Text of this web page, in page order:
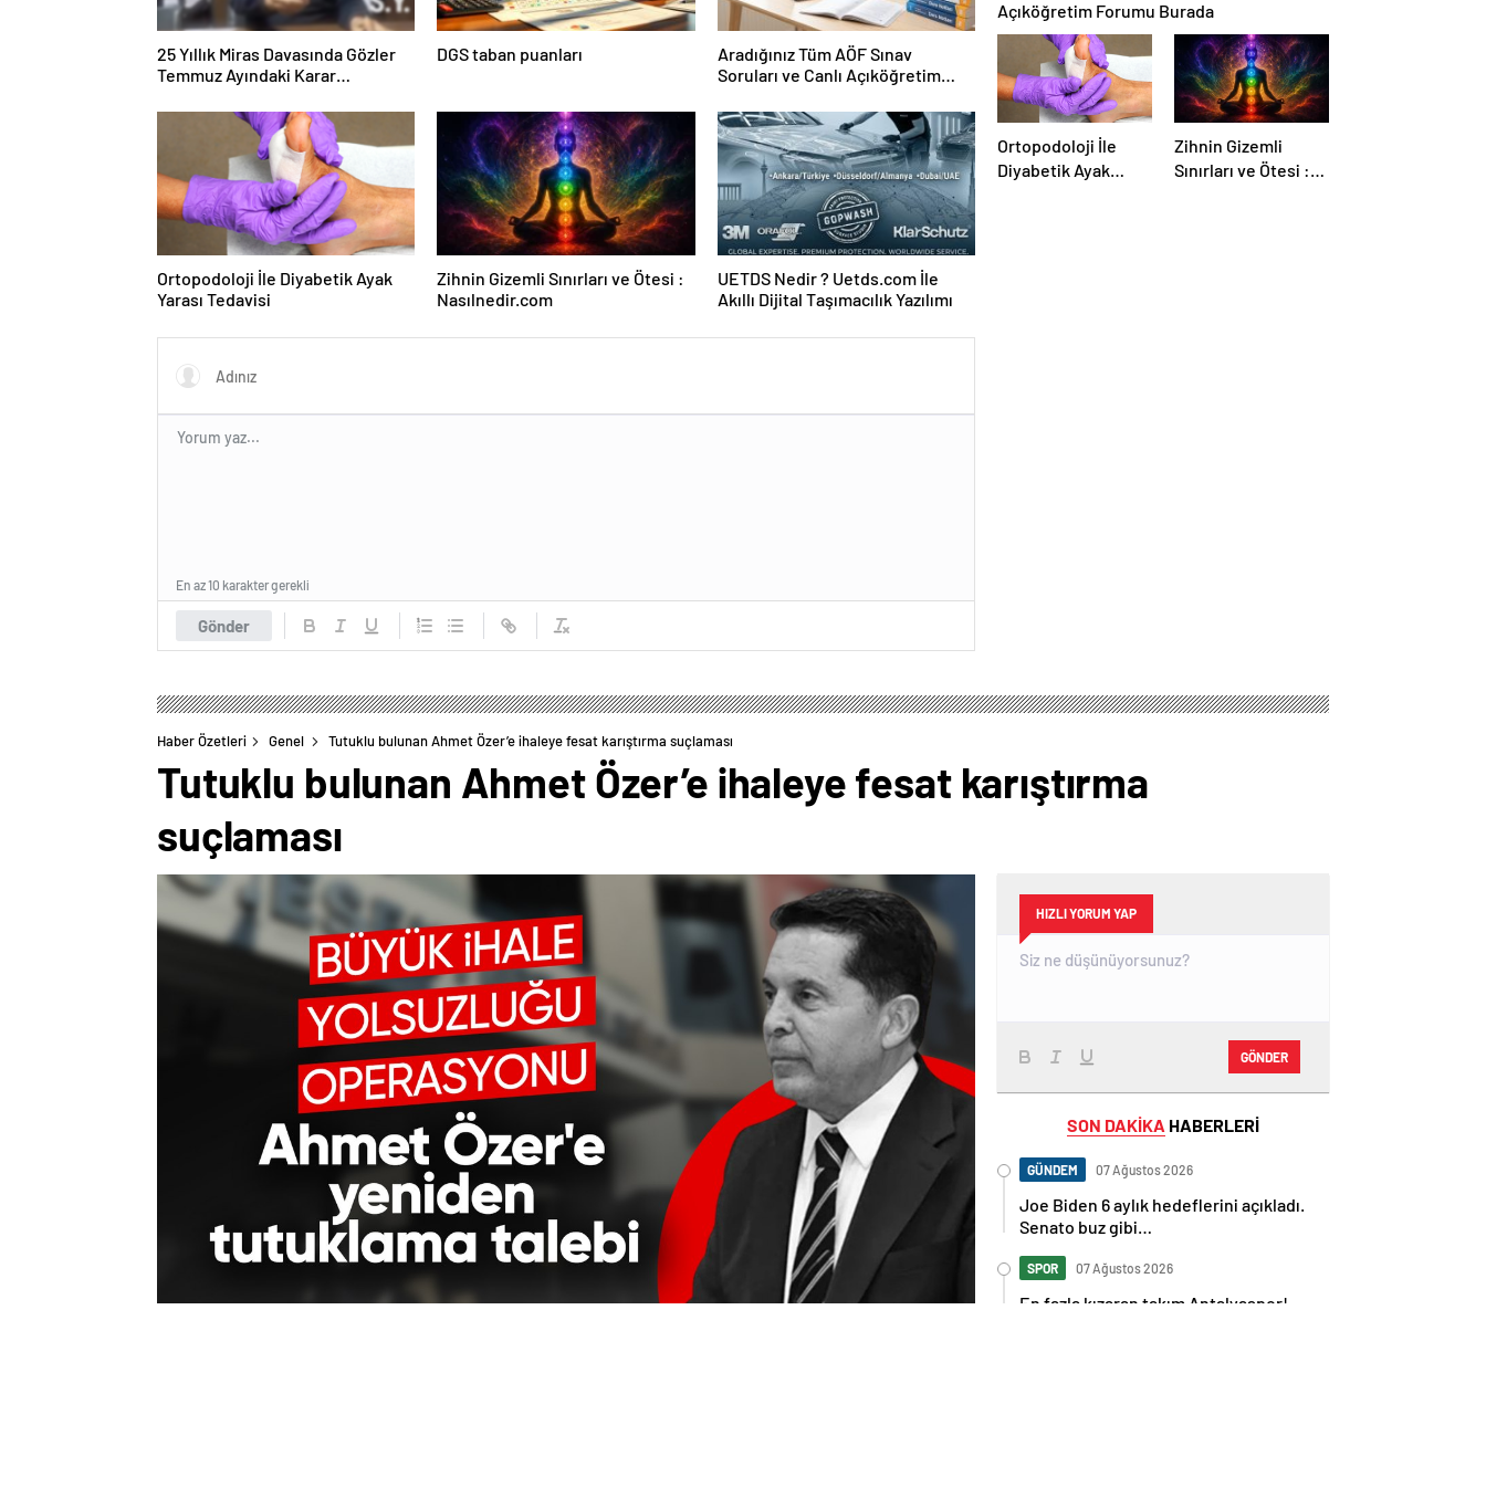
25 Yıllık Miras Davasında Gözler
Temmuz Ayındaki Karar
DGS taban puanları
Aradığınız Tüm AÖF Sınav
Soruları ve Canlı Açıköğretim
Ortopodoloji İle Diyabetik Ayak
Yarası Tedavisi
Zihnin Gizemli Sınırları ve Ötesi :
Nasılnedir.com
UETDS Nedir ? Uetds.com İle
Akıllı Dijital Taşımacılık Yazılımı
Gönder
En az 10 karakter gerekli
Açıköğretim Forumu Burada
Ortopodoloji İle
Diyabetik Ayak
Zihnin Gizemli
Sınırları ve Ötesi :
Haber Özetleri Genel Tutuklu bulunan Ahmet Özer’e ihaleye fesat karıştırma suçlaması
Tutuklu bulunan Ahmet Özer’e ihaleye fesat karıştırma
suçlaması
HIZLI YORUM YAP
GÖNDER
SON DAKİKA HABERLERİ
GÜNDEM 07 Ağustos 2026
Joe Biden 6 aylık hedeflerini açıkladı.
Senato buz gibi…
SPOR 07 Ağustos 2026
En fazla kızaran takım Antalyaspor!